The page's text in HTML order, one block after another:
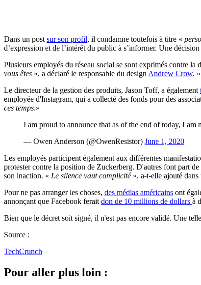
Dans un post sur son profil, il condamne toutefois à titre «
d’expression et de l’intérêt du public à s’informer. Une
Plusieurs employés du réseau social se sont exprimés contre la
vous êtes », a déclaré le responsable du design Andrew Crow. «
Le directeur de la gestion des produits, Jason Toff, a également
employée d'Instagram, qui a collecté des fonds pour des
ces temps.»
I am proud to announce that as of the end of today, I am
— Owen Anderson (@OwenResistor) June 1, 2020
Les employés participent également aux différentes
protester contre la position de Zuckerberg. D'autres font part
son inaction. « Le silence vaut complicité», a-t-elle ajouté dans
Pour ne pas arranger les choses, des médias américains ont
annonçant que Facebook ferait don de 10 millions de dollars à
Bien que le décret soit signé, il n'est pas encore validé. Une
Source :
TechCrunch
Pour aller plus loin :